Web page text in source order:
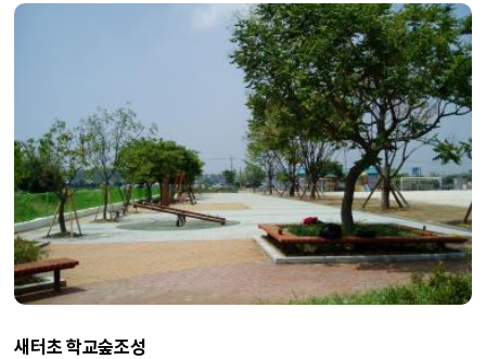
새터초 학교숲조성